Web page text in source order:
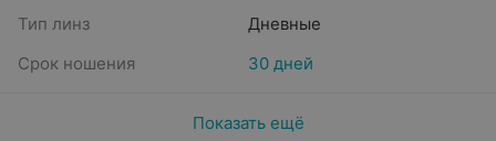
Тип линз
Дневные
Срок ношения
30 дней
Показать ещё